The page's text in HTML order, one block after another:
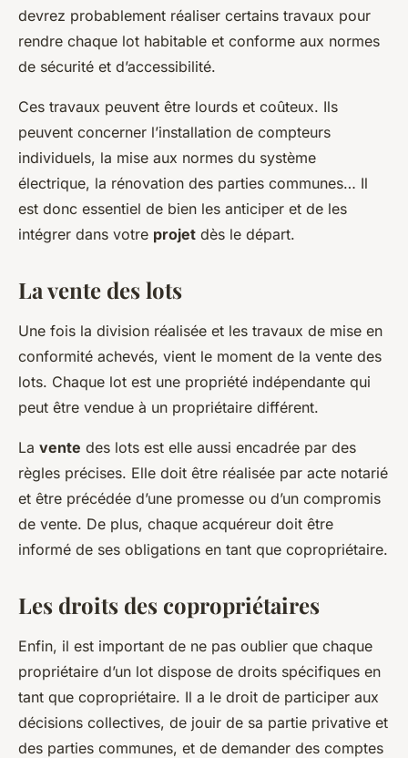
devrez probablement réaliser certains travaux pour
rendre chaque lot habitable et conforme aux normes
de sécurité et d’accessibilité.
Ces travaux peuvent être lourds et coûteux. Ils
peuvent concerner l’installation de compteurs
individuels, la mise aux normes du système
électrique, la rénovation des parties communes… Il
est donc essentiel de bien les anticiper et de les
intégrer dans votre projet dès le départ.
La vente des lots
Une fois la division réalisée et les travaux de mise en
conformité achevés, vient le moment de la vente des
lots. Chaque lot est une propriété indépendante qui
peut être vendue à un propriétaire différent.
La vente des lots est elle aussi encadrée par des
règles précises. Elle doit être réalisée par acte notarié
et être précédée d’une promesse ou d’un compromis
de vente. De plus, chaque acquéreur doit être
informé de ses obligations en tant que copropriétaire.
Les droits des copropriétaires
Enfin, il est important de ne pas oublier que chaque
propriétaire d’un lot dispose de droits spécifiques en
tant que copropriétaire. Il a le droit de participer aux
décisions collectives, de jouir de sa partie privative et
des parties communes, et de demander des comptes